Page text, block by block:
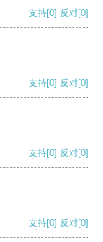
支持[0] 反对[0]
支持[0] 反对[0]
支持[0] 反对[0]
支持[0] 反对[0]